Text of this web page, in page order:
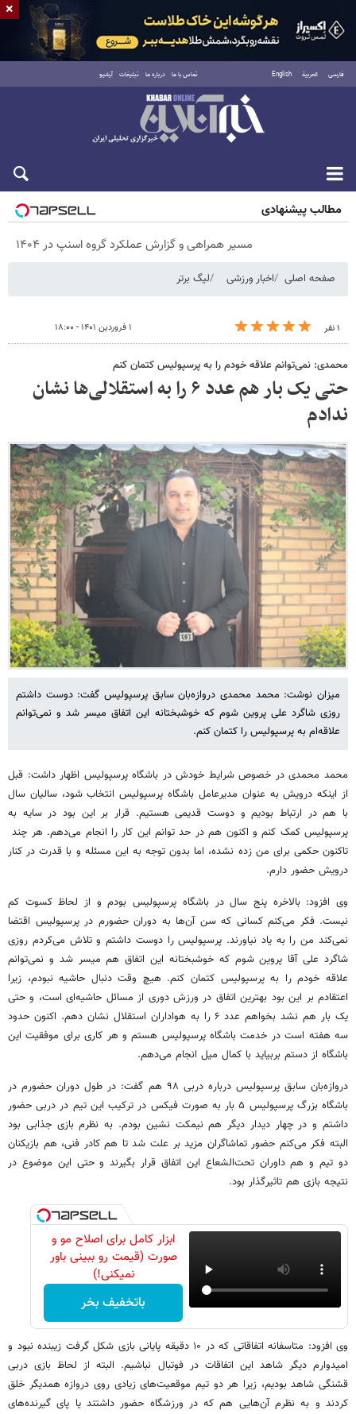
فارسی العربية English تماس با ما درباره ما تبلیغات آرشیو
شنبه ۱۷ مرداد ۱۴۰۵
مطالب پیشنهادی
مسیر همراهی و گزارش عملکرد گروه اسنپ در ۱۴۰۴
صفحه اصلی اخبار ورزشی لیگ برتر
۱ نفر ۱ فروردین ۱۴۰۱ - ۱۸:۰۰
محمدی: نمی‌توانم علاقه خودم را به پرسپولیس کتمان کنم
حتی یک بار هم عدد ۶ را به استقلالی‌ها نشان
ندادم
میزان نوشت: محمد محمدی دروازه‌بان سابق پرسپولیس گفت: دوست داشتم
روزی شاگرد علی پروین شوم که خوشبختانه این اتفاق میسر شد و نمی‌توانم
علاقه‌ام به پرسپولیس را کتمان کنم.
محمد محمدی در خصوص شرایط خودش در باشگاه پرسپولیس اظهار داشت: قبل
از اینکه درویش به عنوان مدیرعامل باشگاه پرسپولیس انتخاب شود، سالیان سال
با هم در ارتباط بودیم و دوست قدیمی هستیم. قرار بر این بود در سایه به
پرسپولیس کمک کنم و اکنون هم در حد توانم این کار را انجام می‌دهم. هر چند
تاکنون حکمی برای من زده نشده، اما بدون توجه به این مسئله و با قدرت در کنار
درویش حضور دارم.
وی افزود: بالاخره پنج سال در باشگاه پرسپولیس بودم و از لحاظ کسوت کم
نیست. فکر می‌کنم کسانی که سن آن‌ها به دوران حضورم در پرسپولیس اقتضا
نمی‌کند من را به یاد نیاورند. پرسپولیس را دوست داشتم و تلاش می‌کردم روزی
شاگرد علی آقا پروین شوم که خوشبختانه این اتفاق هم میسر شد و نمی‌توانم
علاقه خودم را به پرسپولیس کتمان کنم. هیچ وقت دنبال حاشیه نبودم، زیرا
اعتقادم بر این بود بهترین اتفاق در ورزش دوری از مسائل حاشیه‌ای است، و حتی
یک بار هم نشد بخواهم عدد ۶ را به هواداران استقلال نشان دهم. اکنون حدود
سه هفته است در خدمت باشگاه پرسپولیس هستم و هر کاری برای موفقیت این
باشگاه از دستم بربیاید با کمال میل انجام می‌دهم.
دروازه‌بان سابق پرسپولیس درباره دربی ۹۸ هم گفت: در طول دوران حضورم در
باشگاه بزرگ پرسپولیس ۵ بار به صورت فیکس در ترکیب این تیم در دربی حضور
داشتم و در چهار دیدار دیگر هم نیمکت نشین بودم. به نظرم بازی جذابی بود
البته فکر می‌کنم حضور تماشاگران مزید بر علت شد تا هم کادر فنی، هم بازیکنان
دو تیم و هم داوران تحت‌الشعاع این اتفاق قرار بگیرند و حتی این موضوع در
نتیجه بازی هم تاثیرگذار بود.
ابزار کامل برای اصلاح مو و
صورت (قیمت رو ببینی باور
نمیکنی!)
باتخفیف بخر
وی افزود: متاسفانه اتفاقاتی که در ۱۰ دقیقه پایانی بازی شکل گرفت زیبنده نبود و
امیدوارم دیگر شاهد این اتفاقات در فوتبال نباشیم. البته از لحاظ بازی دربی
قشنگی شاهد بودیم، زیرا هر دو تیم موقعیت‌های زیادی روی دروازه همدیگر خلق
کردند و به نظرم آن‌هایی هم که در ورزشگاه حضور داشتند یا پای گیرنده‌های
×